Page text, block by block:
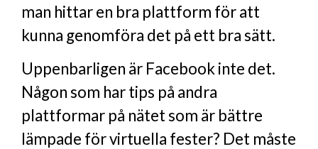
man hittar en bra plattform för att
kunna genomföra det på ett bra sätt.
Uppenbarligen är Facebook inte det.
Någon som har tips på andra
plattformar på nätet som är bättre
lämpade för virtuella fester? Det måste